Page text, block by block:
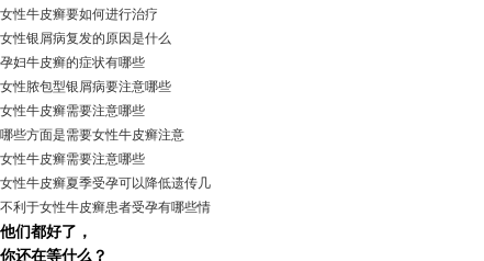
我要咨询 我要预约
女性牛皮癣要如何进行治疗
女性银屑病复发的原因是什么
孕妇牛皮癣的症状有哪些
女性脓包型银屑病要注意哪些
女性牛皮癣需要注意哪些
哪些方面是需要女性牛皮癣注意
女性牛皮癣需要注意哪些
女性牛皮癣夏季受孕可以降低遗传几
不利于女性牛皮癣患者受孕有哪些情
他们都好了，
你还在等什么？